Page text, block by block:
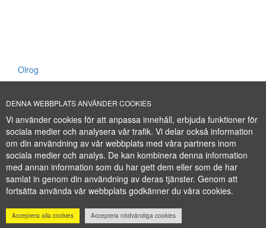
DENNA WEBBPLATS ANVÄNDER COOKIES
Vi använder cookies för att anpassa innehåll, erbjuda funktioner för
sociala medier och analysera vår trafik. Vi delar också information
om din användning av vår webbplats med våra partners inom
sociala medier och analys. De kan kombinera denna information
med annan information som du har gett dem eller som de har
samlat in genom din användning av deras tjänster. Genom att
fortsätta använda vår webbplats godkänner du våra cookies.
Acceptera alla cookies Acceptera nödvändiga cookies
Olrog
Få nyheter om fartyg före alla andra.
Cookie Policy
+46 (0)8-641 96 71 |INFO@SHIPSFORSALE.COM|
WWW.SHIPSFORSALE.COM
JOHAN@SHIPSFORSALE.COM
PATRIK@SHIPSFORSALE.COM